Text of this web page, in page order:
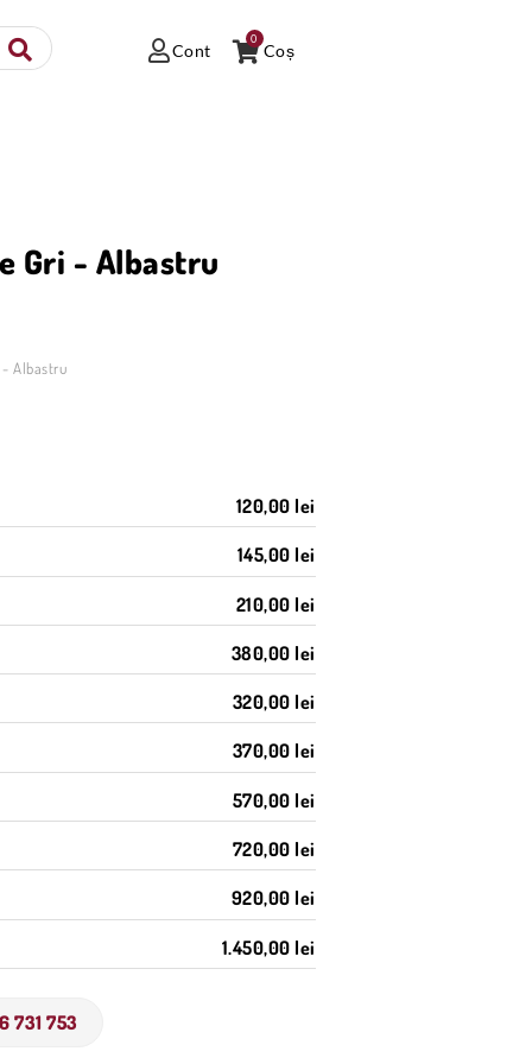
Cont Coș
0
Gri - Albastru
- Albastru
120,00 lei
145,00 lei
210,00 lei
380,00 lei
320,00 lei
370,00 lei
570,00 lei
720,00 lei
920,00 lei
1.450,00 lei
731 753